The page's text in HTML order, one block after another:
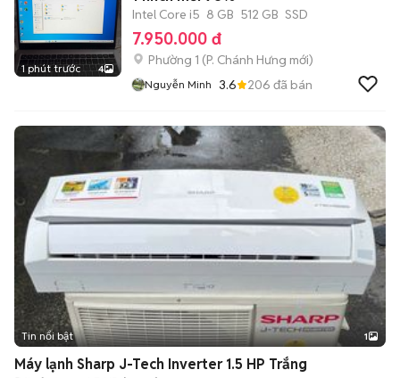
1 phút trước 4
Intel Core i5 8 GB 512 GB SSD
7.950.000 đ
Phường 1 (P. Chánh Hưng mới)
Nguyễn Minh 3.6 206 đã bán
Tin nổi bật 1
Máy lạnh Sharp J-Tech Inverter 1.5 HP Trắng